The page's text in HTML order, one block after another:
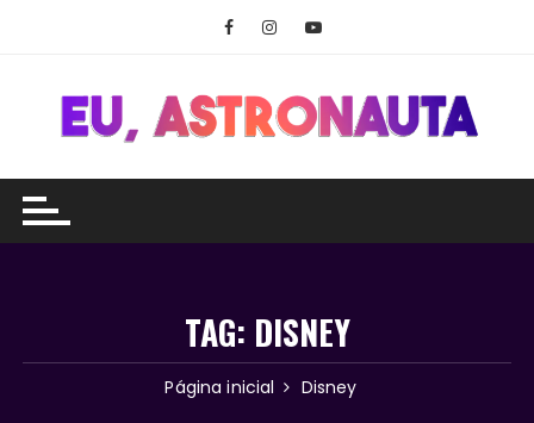
conteúdo
TAG: DISNEY
Página inicial Disney